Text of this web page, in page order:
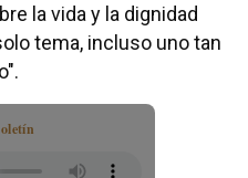
la vida y la dignidad
tema, incluso uno tan